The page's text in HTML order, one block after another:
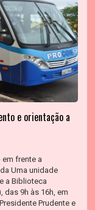
e orientação a
frente a
Uma unidade
a Biblioteca
das 9h às 16h, em
Prudente e